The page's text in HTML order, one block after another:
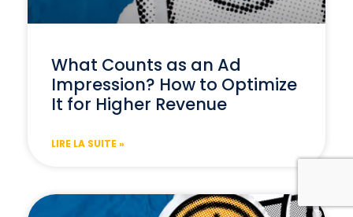
What Counts as an Ad
Impression? How to Optimize
It for Higher Revenue
LIRE LA SUITE »